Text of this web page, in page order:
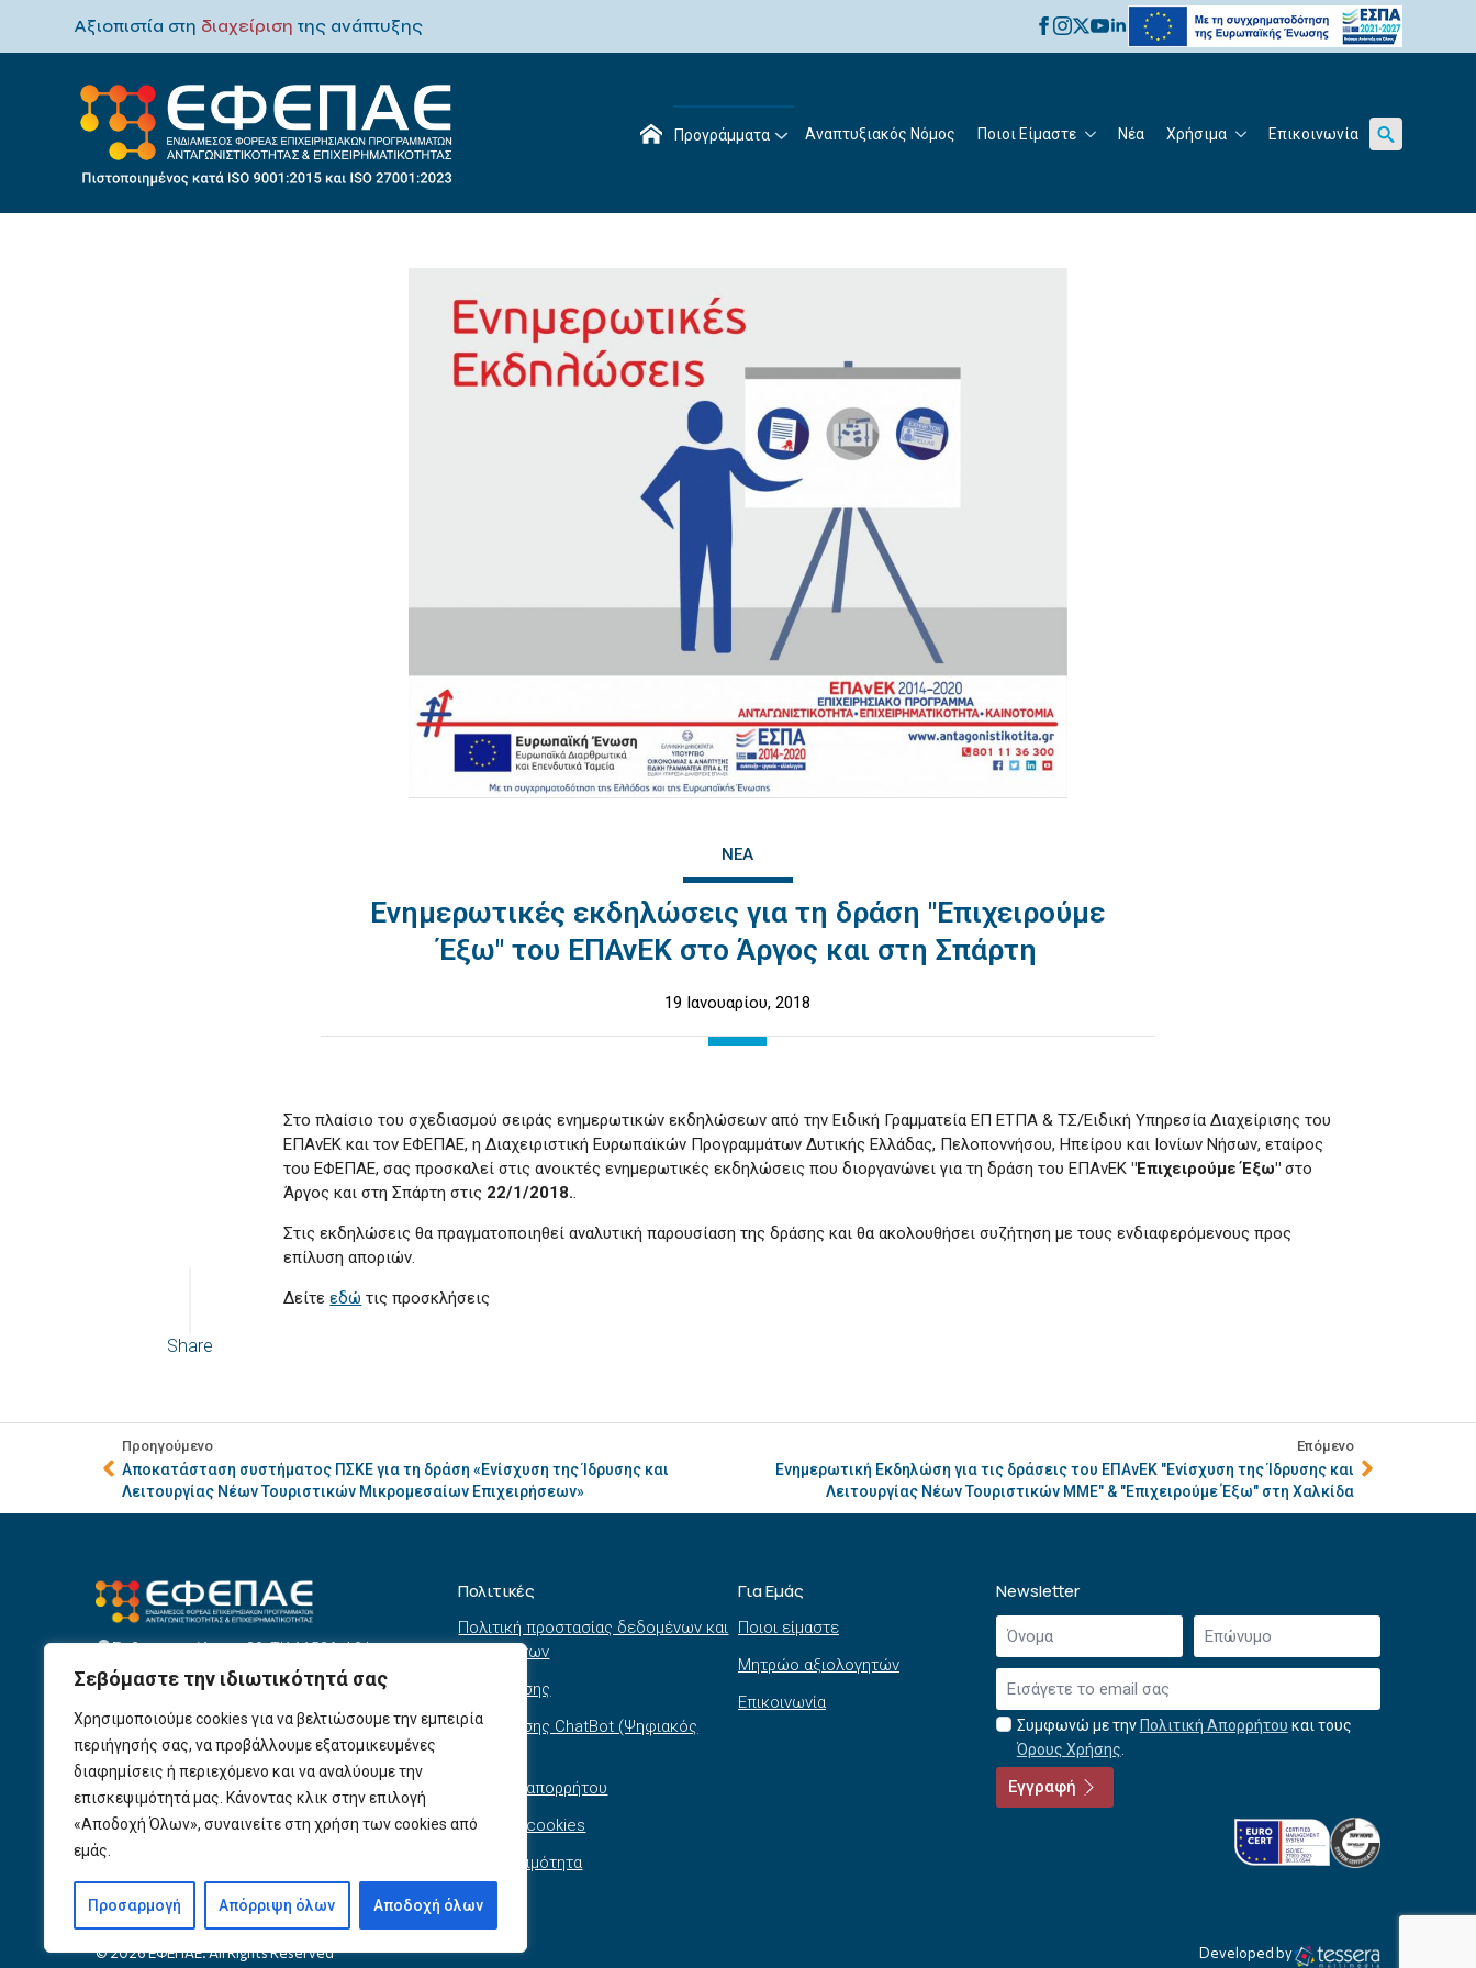
Σεβόμαστε την ιδιωτικότητά σας
Χρησιμοποιούμε cookies για να βελτιώσουμε την εμπειρία
περιήγησής σας, να προβάλλουμε εξατομικευμένες
διαφημίσεις ή περιεχόμενο και να αναλύουμε την
επισκεψιμότητά μας. Κάνοντας κλικ στην επιλογή
«Αποδοχή Όλων», συναινείτε στη χρήση των cookies από
εμάς.
Προσαρμογή Απόρριψη όλων Αποδοχή όλων
Αξιοπιστία στη διαχείριση της ανάπτυξης
Προγράμματα Αναπτυξιακός Νόμος Ποιοι Είμαστε Νέα Χρήσιμα Επικοινωνία
for:
ΝΈΑ
Ενημερωτικές εκδηλώσεις για τη δράση "Επιχειρούμε
Έξω" του ΕΠΑνΕΚ στο Άργος και στη Σπάρτη
19 Ιανουαρίου, 2018
Share
Στο πλαίσιο του σχεδιασμού σειράς ενημερωτικών εκδηλώσεων από την Ειδική Γραμματεία ΕΠ ΕΤΠΑ & ΤΣ/Ειδική Υπηρεσία Διαχείρισης του
ΕΠΑνΕΚ και τον ΕΦΕΠΑΕ, η Διαχειριστική Ευρωπαϊκών Προγραμμάτων Δυτικής Ελλάδας, Πελοποννήσου, Ηπείρου και Ιονίων Νήσων, εταίρος
του ΕΦΕΠΑΕ, σας προσκαλεί στις ανοικτές ενημερωτικές εκδηλώσεις που διοργανώνει για τη δράση του ΕΠΑνΕΚ"Επιχειρούμε Έξω" στο
Άργος και στη Σπάρτη στις 22/1/2018..
Στις εκδηλώσεις θα πραγματοποιηθεί αναλυτική παρουσίαση της δράσης και θα ακολουθήσει συζήτηση με τους ενδιαφερόμενους προς
επίλυση αποριών.
Δείτεεδώ τις προσκλήσεις
Προηγούμενο
Αποκατάσταση συστήματος ΠΣΚΕ για τη δράση «Ενίσχυση της Ίδρυσης και
Λειτουργίας Νέων Τουριστικών Μικρομεσαίων Επιχειρήσεων»
Επόμενο
Ενημερωτική Εκδηλώση για τις δράσεις του ΕΠΑνΕΚ "Ενίσχυση της Ίδρυσης και
Λειτουργίας Νέων Τουριστικών ΜΜΕ" & "Επιχειρούμε Έξω" στη Χαλκίδα
Σεβαστουπόλεως 80, ΤΚ 11526, Αθήνα
info@efepae.gr
anaptyxiakos@efepae.gr
210 6985210
Ωράριο Λειτουργίας:
Δευτέρα – Παρασκευή, 09:00 – 17:00
Αριθμός ΓΕΜΗ: 154190801000
Πολιτικές
Πολιτική προστασίας δεδομένων και
συστημάτων
Όροι χρήσης
Όροι χρήσης ChatBot (Ψηφιακός
Πολιτική απορρήτου
Πολιτική cookies
Προσβασιμότητα
Για Εμάς
Ποιοι είμαστε
Μητρώο αξιολογητών
Επικοινωνία
Newsletter
Όνομα
Επώνυμο
Email
Αποδοχή
όρων
χρήσης
*
Συμφωνώ με την Πολιτική Απορρήτου και τους
Όρους Χρήσης
Εγγραφή
© 2026 ΕΦΕΠΑΕ. All Rights Reserved Developed by